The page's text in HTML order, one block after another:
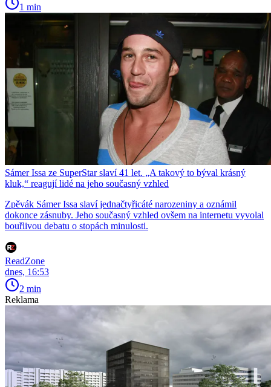
1 min
Sámer Issa ze SuperStar slaví 41 let. „A takový to býval krásný
kluk,“ reagují lidé na jeho současný vzhled
Zpěvák Sámer Issa slaví jednačtyřicáté narozeniny a oznámil
dokonce zásnuby. Jeho současný vzhled ovšem na internetu vyvolal
bouřlivou debatu o stopách minulosti.
ReadZone
dnes, 16:53
2 min
Reklama